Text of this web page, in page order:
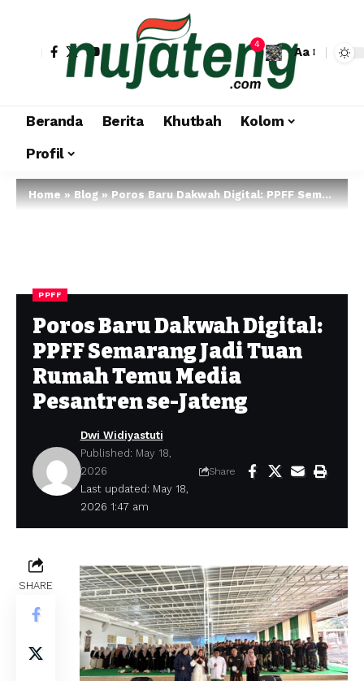
4
Aa
Beranda Berita Khutbah
Kolom
Profil
Home»Blog»Poros Baru Dakwah Digital: PPFF Semarang Jadi Tuan Rumah Temu Media Pesantren se-Jateng
PPFF
Poros Baru Dakwah Digital:
PPFF Semarang Jadi Tuan
Rumah Temu Media
Pesantren se-Jateng
Last updated: May 18,
2026 1:47 am
Dwi Widiyastuti
Published: May 18,
2026
Share
SHARE